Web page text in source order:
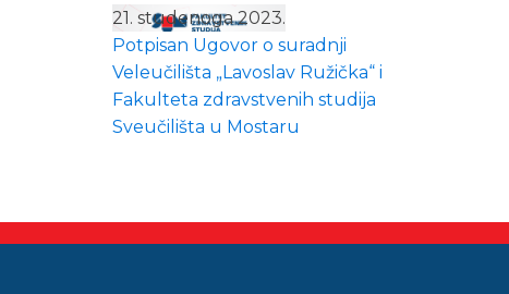
21. studenoga 2023.
Potpisan Ugovor o suradnji
Veleučilišta „Lavoslav Ružička“ i
Fakulteta zdravstvenih studija
Sveučilišta u Mostaru